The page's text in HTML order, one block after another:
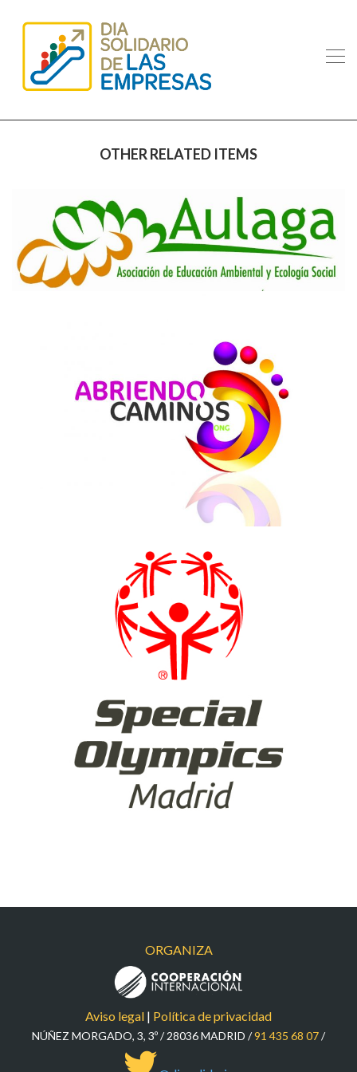
OTHER RELATED ITEMS
AISJFGFER
SCS
ORGANIZA
Aviso legal | Política de privacidad
NÚÑEZ MORGADO, 3, 3º / 28036 MADRID /91 435 68 07/